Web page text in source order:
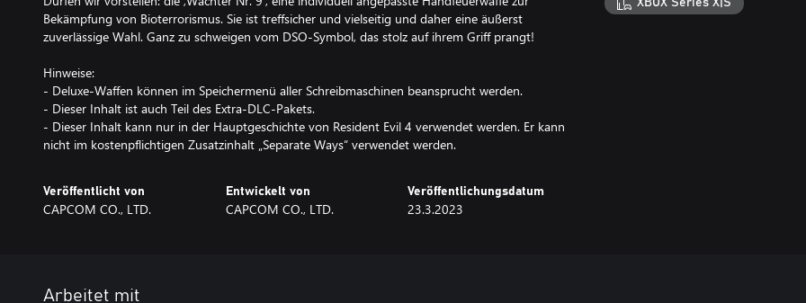
Bekämpfung von Bioterrorismus. Sie ist treffsicher und vielseitig und daher eine äußerst
zuverlässige Wahl. Ganz zu schweigen vom DSO-Symbol, das stolz auf ihrem Griff prangt!
Hinweise:
- Deluxe-Waffen können im Speichermenü aller Schreibmaschinen beansprucht werden.
- Dieser Inhalt ist auch Teil des Extra-DLC-Pakets.
- Dieser Inhalt kann nur in der Hauptgeschichte von Resident Evil 4 verwendet werden. Er kann
nicht im kostenpflichtigen Zusatzinhalt „Separate Ways“ verwendet werden.
Veröffentlicht von
CAPCOM CO., LTD.
Entwickelt von
CAPCOM CO., LTD.
Veröffentlichungsdatum
23.3.2023
XBOX Series X|S
Arbeitet mit